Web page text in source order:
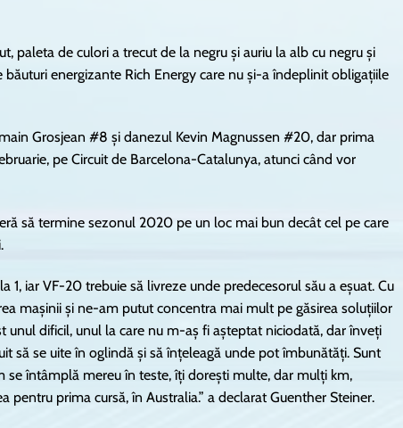
paleta de culori a trecut de la negru și auriu la alb cu negru și
energizante Rich Energy care nu și-a îndeplinit obligațiile
Grosjean #8 și danezul Kevin Magnussen #20, dar prima
pe Circuit de Barcelona-Catalunya, atunci când vor
să termine sezonul 2020 pe un loc mai bun decât cel pe care
iar VF-20 trebuie să livreze unde predecesorul său a eșuat. Cu
mașinii și ne-am putut concentra mai mult pe găsirea soluțiilor
dificil, unul la care nu m-aș fi așteptat niciodată, dar înveți
să se uite în oglindă și să înțeleagă unde pot îmbunătăți. Sunt
întâmplă mereu în teste, îți dorești multe, dar mulți km,
prima cursă, în Australia.” a declarat Guenther Steiner.